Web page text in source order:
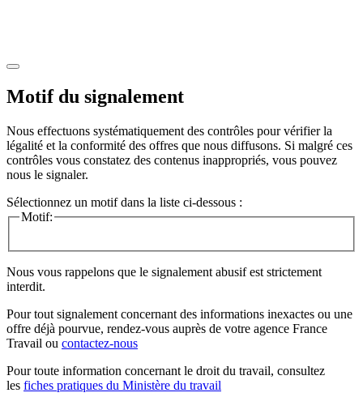
Motif du signalement
Nous effectuons systématiquement des contrôles pour vérifier la
légalité et la conformité des offres que nous diffusons. Si malgré ces
contrôles vous constatez des contenus inappropriés, vous pouvez
nous le signaler.
Sélectionnez un motif dans la liste ci-dessous :
Motif:
Nous vous rappelons que le signalement abusif est strictement
interdit.
Pour tout signalement concernant des informations inexactes ou une
offre déjà pourvue, rendez-vous auprès de votre agence France
Travail ou contactez-nous
Pour toute information concernant le droit du travail, consultez
les fiches pratiques du Ministère du travail